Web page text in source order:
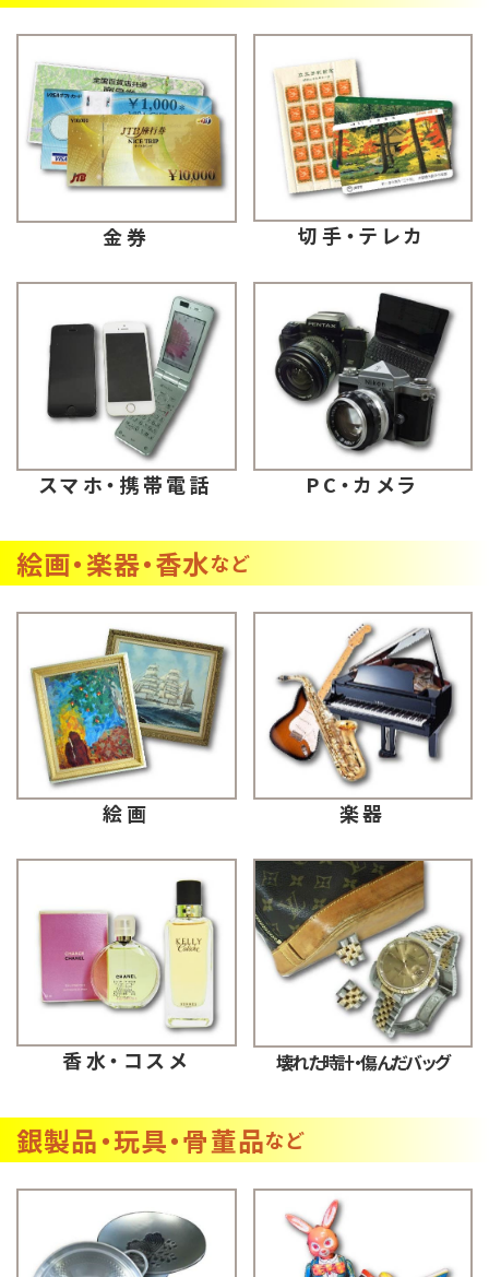
金券 切手・テレカ
スマホ・携帯電話 PC・カメラ
絵画・楽器・香水など
絵画 楽器
香水・コスメ 壊れた時計・傷んだバッグ
銀製品・玩具・骨董品など